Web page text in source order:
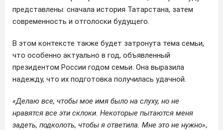
представлены: сначала история Татарстана, затем
современность и отголоски будущего.
В этом контексте также будет затронута тема семьи,
что особенно актуально в год, объявленный
президентом России годом семьи. Она выразила
надежду, что их подготовка получилась удачной.
«Делаю все, чтобы мое имя было на слуху, но не
нравятся все эти склоки. Некоторые пытаются меня
задеть, подколоть, чтобы я ответила. Мне это не нужно»,